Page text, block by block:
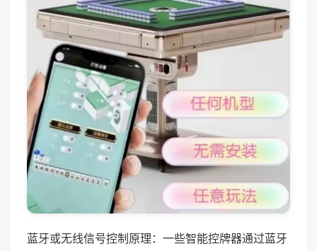
蓝牙或无线信号控制原理：一些智能控牌器通过蓝牙